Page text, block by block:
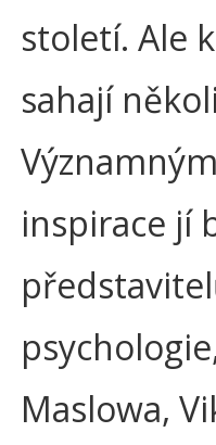
století. Ale
sahají
inspirace jí
Maslowa,